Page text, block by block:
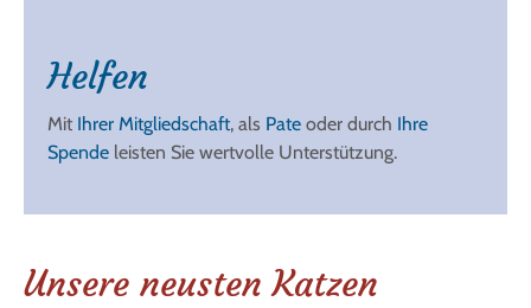
Helfen
Mit Ihrer Mitgliedschaft, als Pate oder durch Ihre
Spende leisten Sie wertvolle Unterstützung.
Unsere neusten Katzen